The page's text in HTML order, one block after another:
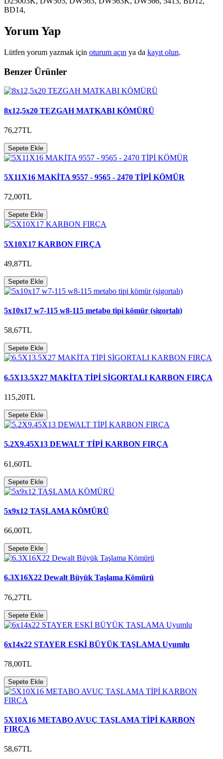
BD14,
Yorum Yap
Lütfen yorum yazmak için oturum açın ya da kayıt olun.
Benzer Ürünler
8x12,5x20 TEZGAH MATKABI KÖMÜRÜ
76,27TL
Sepete Ekle
5X11X16 MAKİTA 9557 - 9565 - 2470 TİPİ KÖMÜR
72,00TL
Sepete Ekle
5X10X17 KARBON FIRÇA
49,87TL
Sepete Ekle
5x10x17 w7-115 w8-115 metabo tipi kömür (sigortalı)
58,67TL
Sepete Ekle
6.5X13.5X27 MAKİTA TİPİ SİGORTALI KARBON FIRÇA
115,20TL
Sepete Ekle
5.2X9.45X13 DEWALT TİPİ KARBON FIRÇA
61,60TL
Sepete Ekle
5x9x12 TAŞLAMA KÖMÜRÜ
66,00TL
Sepete Ekle
6.3X16X22 Dewalt Büyük Taşlama Kömürü
76,27TL
Sepete Ekle
6x14x22 STAYER ESKİ BÜYÜK TAŞLAMA Uyumlu
78,00TL
Sepete Ekle
5X10X16 METABO AVUÇ TAŞLAMA TİPİ KARBON
FIRÇA
58,67TL